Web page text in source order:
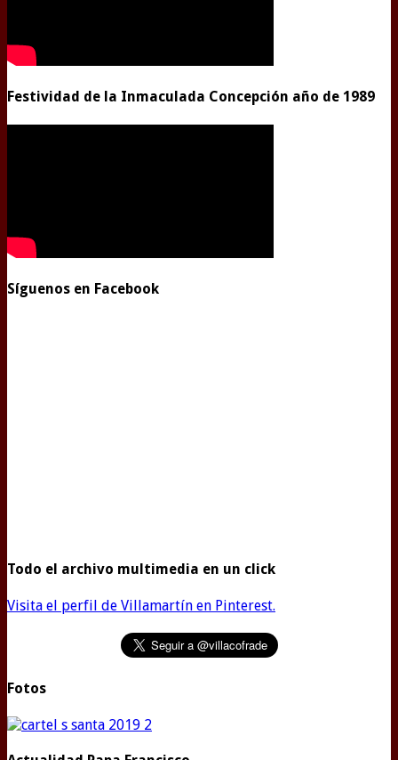
Festividad de la Inmaculada Concepción año de 1989
Síguenos en Facebook
Todo el archivo multimedia en un click
Visita el perfil de Villamartín en Pinterest.
Fotos